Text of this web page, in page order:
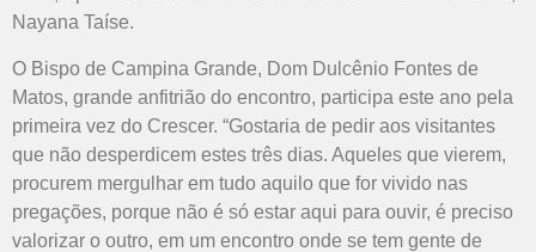
Nayana Taíse.
O Bispo de Campina Grande, Dom Dulcênio Fontes de
Matos, grande anfitrião do encontro, participa este ano pela
primeira vez do Crescer. “Gostaria de pedir aos visitantes
que não desperdicem estes três dias. Aqueles que vierem,
procurem mergulhar em tudo aquilo que for vivido nas
pregações, porque não é só estar aqui para ouvir, é preciso
valorizar o outro, em um encontro onde se tem gente de